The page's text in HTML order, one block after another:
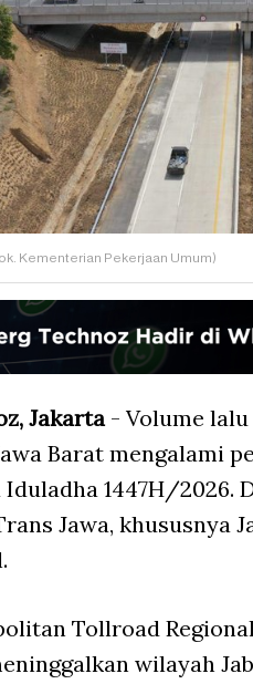
Kementerian Pekerjaan Umum)
Jakarta- Volume
Barat mengalami
1447H/2026.
Jawa, khususnya
Tollroad
wilayah